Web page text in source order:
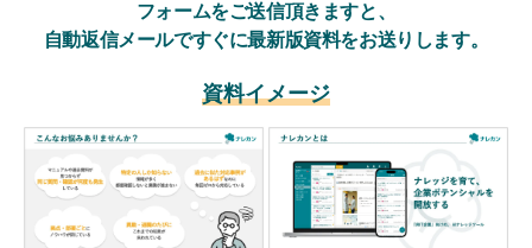
セキュリティ
よくある質問
資料ダウンロード
フォームをご送信頂きますと、
自動返信メールですぐに最新版資料をお送りします。
資料イメージ